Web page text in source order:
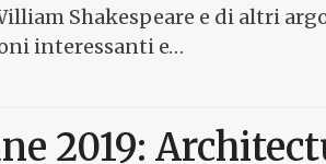
Shakespeare e di altri
interessanti e…
2019: